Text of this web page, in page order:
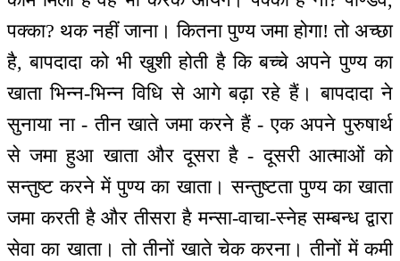
पक्का? थक नहीं जाना। कितना पुण्य जमा होगा! तो अच्छा
है, बापदादा को भी खुशी होती है कि बच्चे अपने पुण्य का
खाता भिन्न-भिन्न विधि से आगे बढ़ा रहे हैं। बापदादा ने
सुनाया ना - तीन खाते जमा करने हैं - एक अपने पुरुषार्थ
से जमा हुआ खाता और दूसरा है - दूसरी आत्माओं को
सन्तुष्ट करने में पुण्य का खाता। सन्तुष्टता पुण्य का खाता
जमा करती है और तीसरा है मन्सा-वाचा-स्नेह सम्बन्ध द्वारा
सेवा का खाता। तो तीनों खाते चेक करना। तीनों में कमी